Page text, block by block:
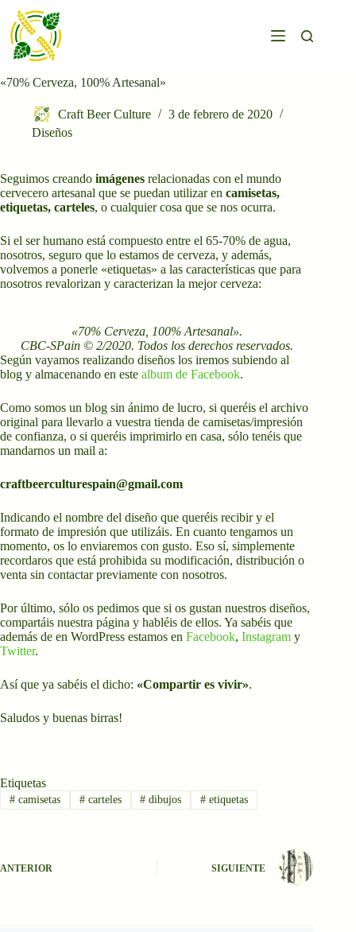
contenido
«70% Cerveza, 100% Artesanal»
Craft Beer Culture
3 de febrero de 2020
Diseños
Seguimos creando imágenes relacionadas con el mundo
cervecero artesanal que se puedan utilizar en camisetas,
etiquetas, carteles, o cualquier cosa que se nos ocurra.
Si el ser humano está compuesto entre el 65-70% de agua,
nosotros, seguro que lo estamos de cerveza, y además,
volvemos a ponerle «etiquetas» a las características que para
nosotros revalorizan y caracterizan la mejor cerveza:
«70% Cerveza, 100% Artesanal».
CBC-SPain © 2/2020. Todos los derechos reservados.
Según vayamos realizando diseños los iremos subiendo al
blog y almacenando en este album de Facebook.
Como somos un blog sin ánimo de lucro, si queréis el archivo
original para llevarlo a vuestra tienda de camisetas/impresión
de confianza, o si queréis imprimirlo en casa, sólo tenéis que
mandarnos un mail a:
craftbeerculturespain@gmail.com
Indicando el nombre del diseño que queréis recibir y el
formato de impresión que utilizáis. En cuanto tengamos un
momento, os lo enviaremos con gusto. Eso sí, simplemente
recordaros que está prohibida su modificación, distribución o
venta sin contactar previamente con nosotros.
Por último, sólo os pedimos que si os gustan nuestros diseños,
compartáis nuestra página y habléis de ellos. Ya sabéis que
además de en WordPress estamos en Facebook, Instagram y
Twitter.
Así que ya sabéis el dicho: «Compartir es vivir».
Saludos y buenas birras!
Etiquetas
#camisetas #carteles # dibujos # etiquetas
ANTERIOR SIGUIENTE